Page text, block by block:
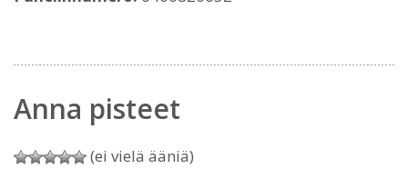
Anna pisteet
(ei vielä ääniä)